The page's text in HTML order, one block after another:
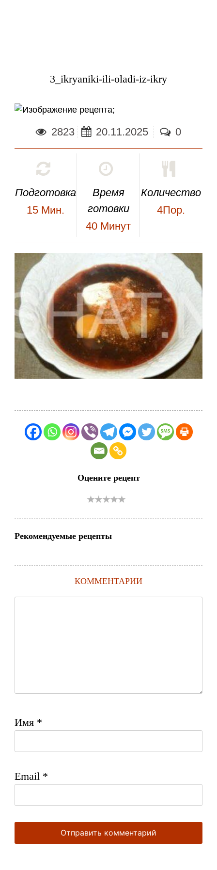
3_ikryaniki-ili-oladi-iz-ikry
;
2823 20.11.2025 0
Подготовка
15 Мин.
Время
готовки
40 Минут
Количество
4Пор.
Оцените рецепт
Рекомендуемые рецепты
КОММЕНТАРИИ
Имя *
Email *